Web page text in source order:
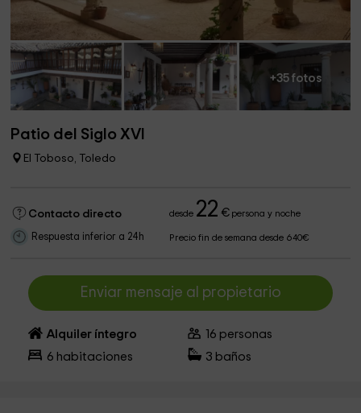
+35 fotos
Patio del Siglo XVI
El Toboso, Toledo
Contacto directo desde 22 €persona y noche
Respuesta inferior a 24h Precio fin de semana desde 640€
Enviar mensaje al propietario
Alquiler íntegro 16 personas
6 habitaciones 3 baños